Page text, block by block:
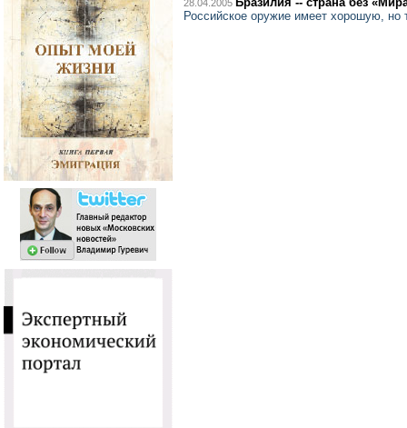
28.04.2005
Российское оружие имеет хорошую, но